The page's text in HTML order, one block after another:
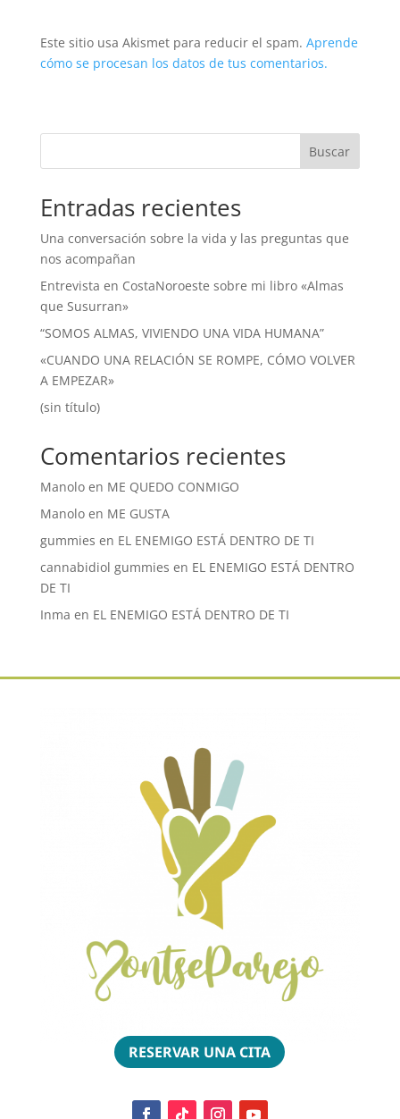
Este sitio usa Akismet para reducir el spam. Aprende
cómo se procesan los datos de tus comentarios.
Buscar
Entradas recientes
Una conversación sobre la vida y las preguntas que
nos acompañan
Entrevista en CostaNoroeste sobre mi libro «Almas
que Susurran»
“SOMOS ALMAS, VIVIENDO UNA VIDA HUMANA”
«CUANDO UNA RELACIÓN SE ROMPE, CÓMO VOLVER
A EMPEZAR»
(sin título)
Comentarios recientes
Manoloen ME QUEDO CONMIGO
Manoloen ME GUSTA
gummies en EL ENEMIGO ESTÁ DENTRO DE TI
cannabidiol gummies en EL ENEMIGO ESTÁ DENTRO
DE TI
Inma en EL ENEMIGO ESTÁ DENTRO DE TI
RESERVAR UNA CITA